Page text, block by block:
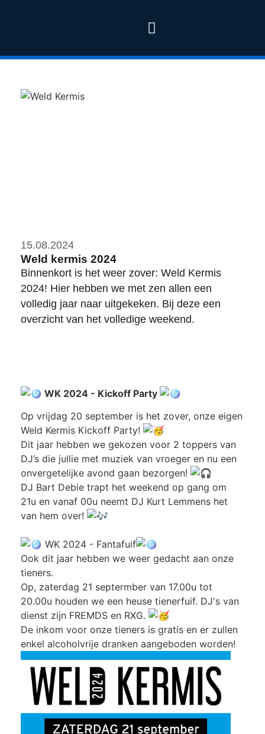
15.08.2024
Weld kermis 2024
Binnenkort is het weer zover: Weld Kermis
2024! Hier hebben we met zen allen een
volledig jaar naar uitgekeken. Bij deze een
overzicht van het volledige weekend.
WK 2024 - Kickoff Party
Op vrijdag 20 september is het zover, onze eigen
Weld Kermis Kickoff Party!
Dit jaar hebben we gekozen voor 2 toppers van
DJ’s die jullie met muziek van vroeger en nu een
onvergetelijke avond gaan bezorgen!
DJ Bart Debie trapt het weekend op gang om
21u en vanaf 00u neemt DJ Kurt Lemmens het
van hem over!
WK 2024 - Fantafuif
Ook dit jaar hebben we weer gedacht aan onze
tieners.
Op, zaterdag 21 septermber van 17.00u tot
20.00u houden we een heuse tienerfuif. DJ's van
dienst zijn FREMDS en RXG.
De inkom voor onze tieners is gratis en er zullen
enkel alcoholvrije dranken aangeboden worden!